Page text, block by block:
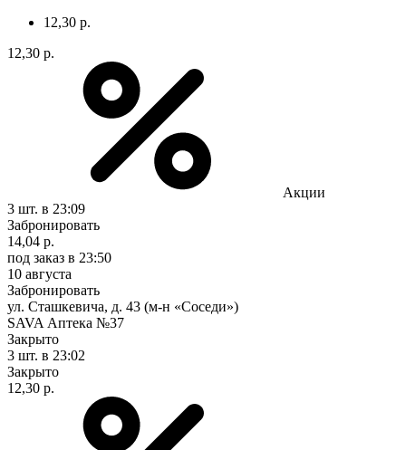
12,30 р.
12,30 р.
Акции
3 шт. в 23:09
Забронировать
14,04 р.
под заказ в 23:50
10 августа
Забронировать
ул. Сташкевича, д. 43 (м-н «Соседи»)
SAVA Аптека №37
Закрыто
3 шт. в 23:02
Закрыто
12,30 р.